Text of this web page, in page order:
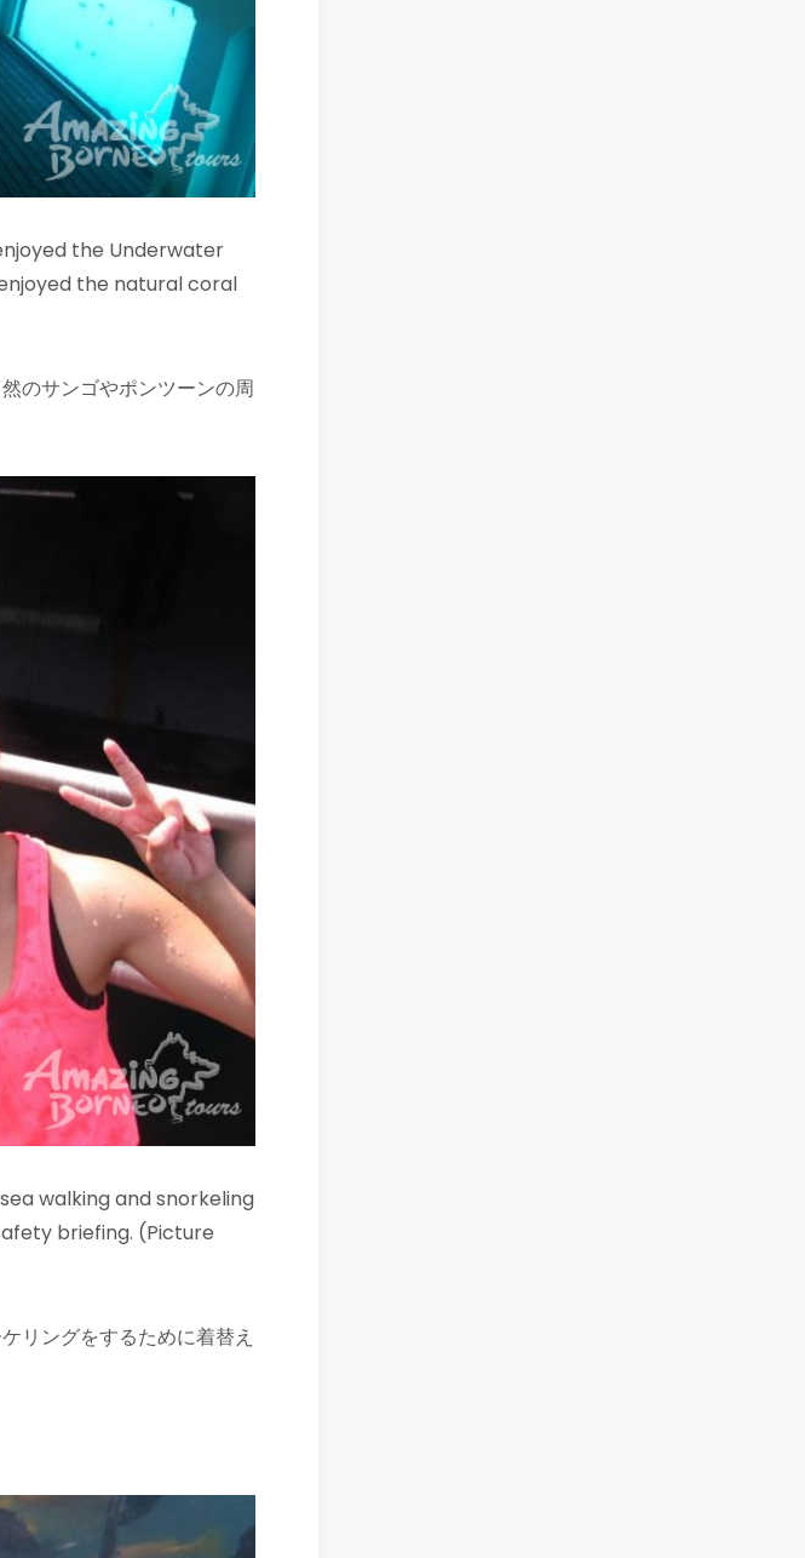
the Underwater
the natural coral
のサンゴやポンツーンの周
walking and snorkeling
briefing. (Picture
リングをするために着替え